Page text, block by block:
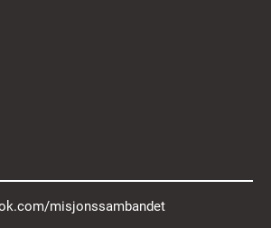
misjonssambandet